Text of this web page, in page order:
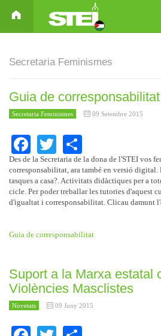
Secretaria Feminismes
Guia de corresponsabilitat
Secretaria Feminismes 09 Setembre 2015
Facebook
Twitter
Des de la Secretaria de la dona de l'STEI vos
corresponsabilitat, ara també en versió
tasques a casa?. Activitats didàctiques per a
cicle. Per poder treballar les tutories d'aquest
d'igualtat i corresponsabilitat. Clicau damunt
Guia de corresponsabilitat
Suport a la Marxa estatal
Violències Masclistes
Novetats 09 Juny 2015